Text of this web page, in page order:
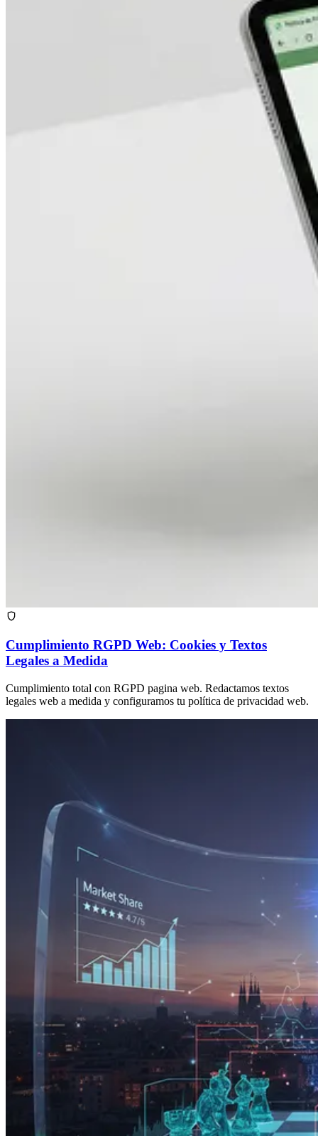
Cumplimiento RGPD Web: Cookies y Textos
Legales a Medida
Cumplimiento total con RGPD pagina web. Redactamos textos
legales web a medida y configuramos tu política de privacidad web.